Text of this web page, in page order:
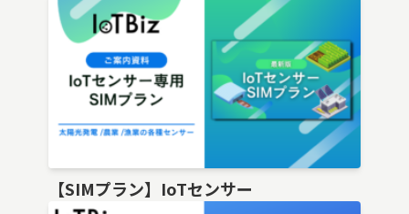
【SIMプラン】IoTセンサー